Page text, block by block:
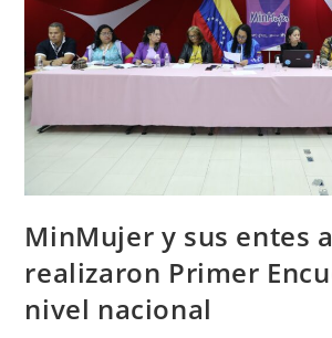
MinMujer y sus entes
realizaron Primer
nivel nacional